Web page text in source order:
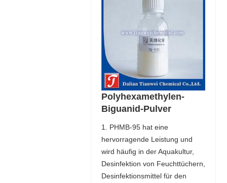
Polyhexamethylen-
Biguanid-Pulver
1. PHMB-95 hat eine
hervorragende Leistung und
wird häufig in der Aquakultur,
Desinfektion von Feuchttüchern,
Desinfektionsmittel für den